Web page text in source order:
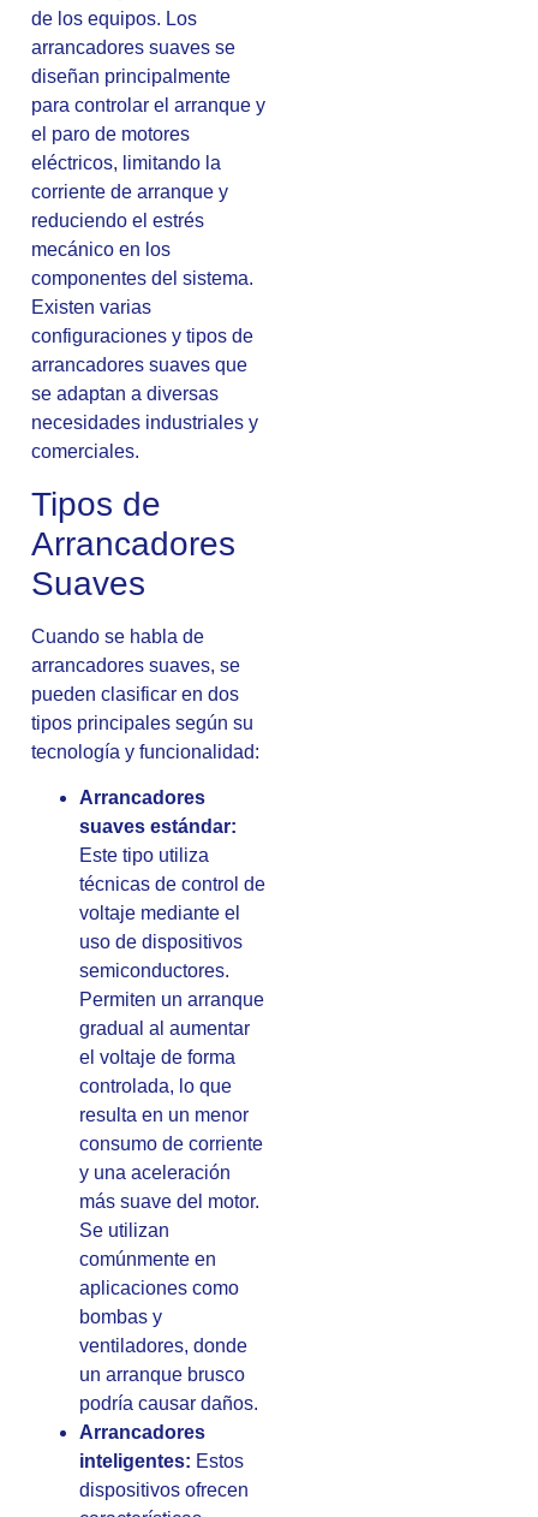
de los equipos. Los
arrancadores suaves se
diseñan principalmente
para controlar el arranque y
el paro de motores
eléctricos, limitando la
corriente de arranque y
reduciendo el estrés
mecánico en los
componentes del sistema.
Existen varias
configuraciones y tipos de
arrancadores suaves que
se adaptan a diversas
necesidades industriales y
comerciales.
Tipos de
Arrancadores
Suaves
Cuando se habla de
arrancadores suaves, se
pueden clasificar en dos
tipos principales según su
tecnología y funcionalidad:
Arrancadores
suaves estándar:
Este tipo utiliza
técnicas de control de
voltaje mediante el
uso de dispositivos
semiconductores.
Permiten un arranque
gradual al aumentar
el voltaje de forma
controlada, lo que
resulta en un menor
consumo de corriente
y una aceleración
más suave del motor.
Se utilizan
comúnmente en
aplicaciones como
bombas y
ventiladores, donde
un arranque brusco
podría causar daños.
Arrancadores
inteligentes: Estos
dispositivos ofrecen